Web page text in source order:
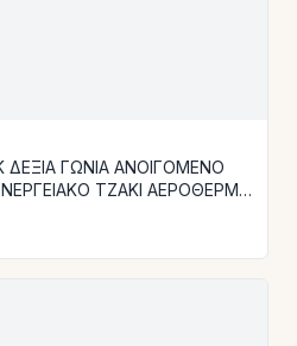
ΔΕΞΙΑ ΓΩΝΙΑ ΑΝΟΙΓΟΜΕΝΟ
ΤΖΑΚΙ ΑΕΡΟΘΕΡΜΟ